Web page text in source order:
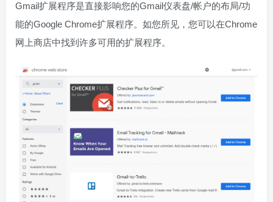
Gmail扩展程序是直接影响您的Gmail仪表盘/帐户的布局/功
能的Google Chrome扩展程序。如您所见，您可以在Chrome
网上商店中找到许多可用的扩展程序。